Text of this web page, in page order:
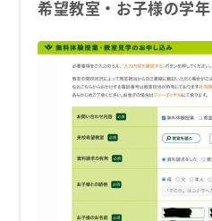
希望教室・お子様の学